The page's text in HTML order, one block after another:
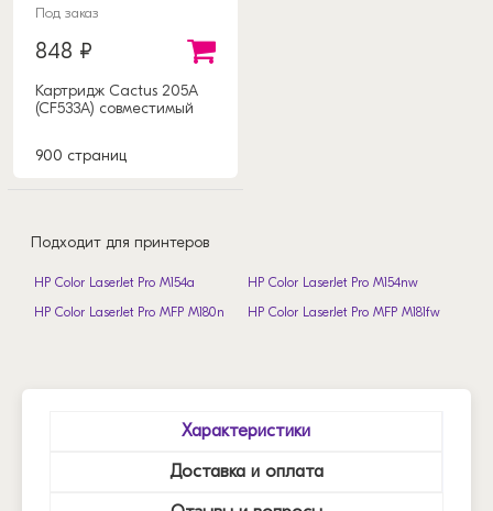
Под заказ
848 ₽
Картридж Cactus 205A
(CF533A) совместимый
900 страниц
Подходит для принтеров
HP Color LaserJet Pro M154a
HP Color LaserJet Pro M154nw
HP Color LaserJet Pro MFP M180n
HP Color LaserJet Pro MFP M181fw
Характеристики
Доставка и оплата